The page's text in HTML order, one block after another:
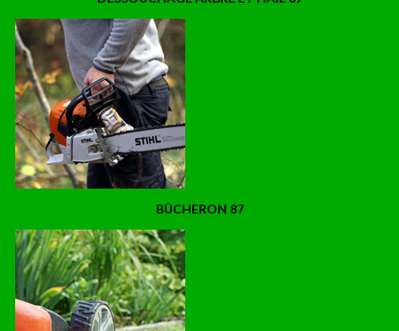
BÛCHERON 87